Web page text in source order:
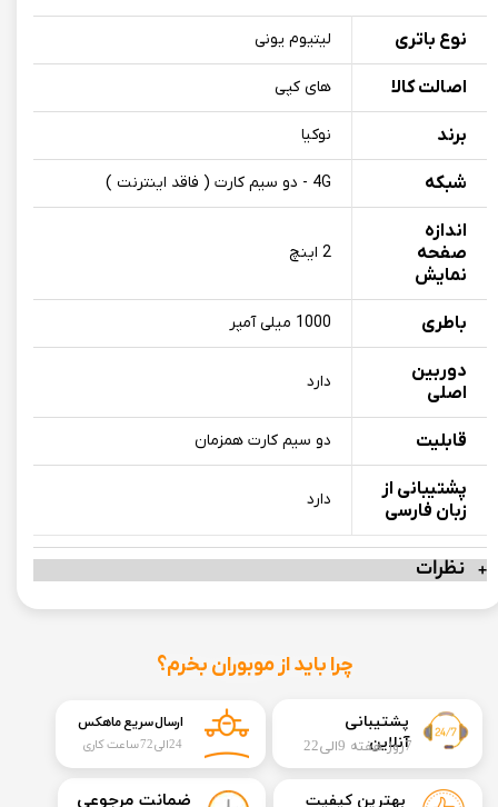
نوع باتری لیتیوم یونی
اصالت کالا های کپی
برند نوکیا
شبکه 4G - دو سیم کارت ( فاقد اینترنت )
اندازه
صفحه
نمایش
2 اینچ
باطری 1000 میلی آمپر
دوربین
اصلی
دارد
قابلیت دو سیم کارت همزمان
پشتیبانی از
زبان فارسی
دارد
نظرات
​​پشتیبانی
آنلاین7روز هفته 9الی22
چرا باید از موبوران بخرم؟
​ضمانت مرجوعی بهترین کیفیت
ارسال سریع ماهکس
24الی72 ساعت کاری